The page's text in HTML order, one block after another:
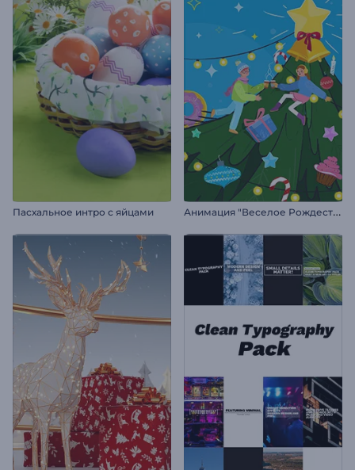
Пасхальное интро с яйцами А
нимация "Веселое Рождество"